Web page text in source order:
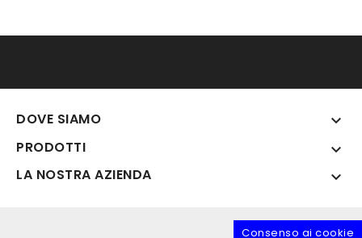
DOVE SIAMO 
PRODOTTI 
LA NOSTRA AZIENDA 
Consenso ai cookie